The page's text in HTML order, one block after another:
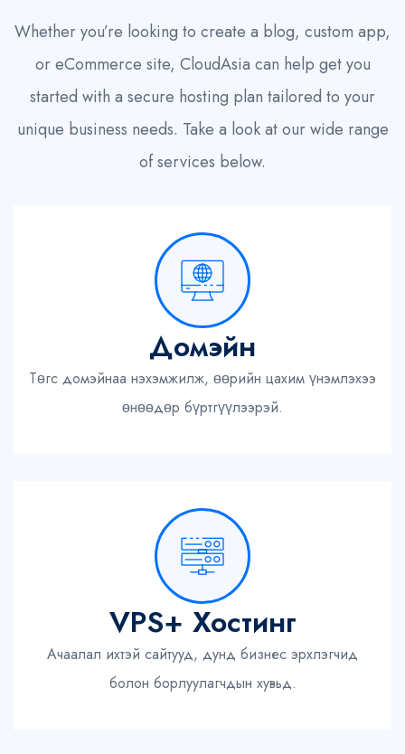
Whether you’re looking to create a blog, custom app,
or eCommerce site, CloudAsia can help get you
started with a secure hosting plan tailored to your
unique business needs. Take a look at our wide range
of services below.
Домэйн
Төгс домэйнаа нэхэмжилж, өөрийн цахим үнэмлэхээ
өнөөдөр бүртгүүлээрэй.
VPS+ Хостинг
Ачаалал ихтэй сайтууд, дунд бизнес эрхлэгчид
болон борлуулагчдын хувьд.